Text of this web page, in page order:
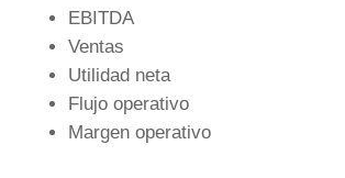
EBITDA
Ventas
Utilidad neta
Flujo operativo
Margen operativo